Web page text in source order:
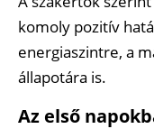
komoly pozitív
energiaszintre, a
állapotára is.
Az első